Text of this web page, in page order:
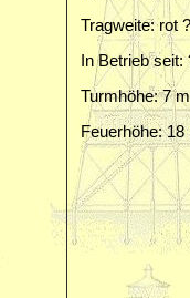
Tragweite: rot
In Betrieb seit:
Turmhöhe: 7 m
Feuerhöhe: 18